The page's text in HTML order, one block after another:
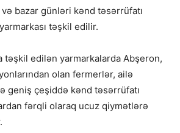
bazar günləri kənd təsərrüfatı
təşkil edilir.
təşkil edilən yarmarkalarda Abşeron,
olan fermerlər, ailə
geniş çeşiddə kənd təsərrüfatı
fərqli olaraq ucuz qiymətlərə